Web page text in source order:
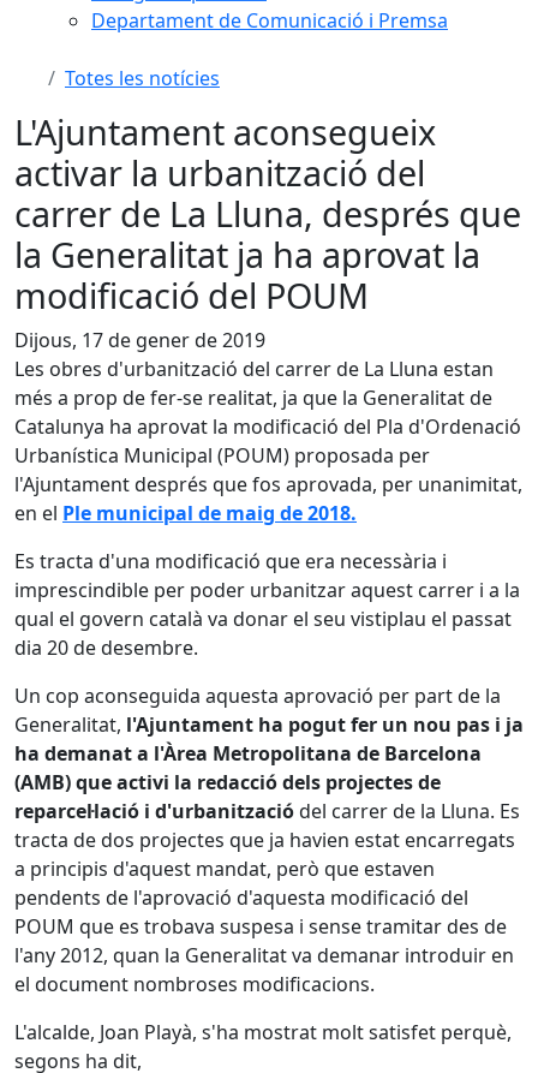
Departament de Comunicació i Premsa
Totes les notícies
L'Ajuntament aconsegueix
activar la urbanització del
carrer de La Lluna, després que
la Generalitat ja ha aprovat la
modificació del POUM
Dijous, 17 de gener de 2019
Les obres d'urbanització del carrer de La Lluna estan
més a prop de fer-se realitat, ja que la Generalitat de
Catalunya ha aprovat la modificació del Pla d'Ordenació
Urbanística Municipal (POUM) proposada per
l'Ajuntament després que fos aprovada, per unanimitat,
en el Ple municipal de maig de 2018.
Es tracta d'una modificació que era necessària i
imprescindible per poder urbanitzar aquest carrer i a la
qual el govern català va donar el seu vistiplau el passat
dia 20 de desembre.
Un cop aconseguida aquesta aprovació per part de la
Generalitat, l'Ajuntament ha pogut fer un nou pas i ja
ha demanat a l'Àrea Metropolitana de Barcelona
(AMB) que activi la redacció dels projectes de
reparcel·lació i d'urbanitzaciódel carrer de la Lluna. Es
tracta de dos projectes que ja havien estat encarregats
a principis d'aquest mandat, però que estaven
pendents de l'aprovació d'aquesta modificació del
POUM que es trobava suspesa i sense tramitar des de
l'any 2012, quan la Generalitat va demanar introduir en
el document nombroses modificacions.
L'alcalde, Joan Playà, s'ha mostrat molt satisfet perquè,
segons ha dit,